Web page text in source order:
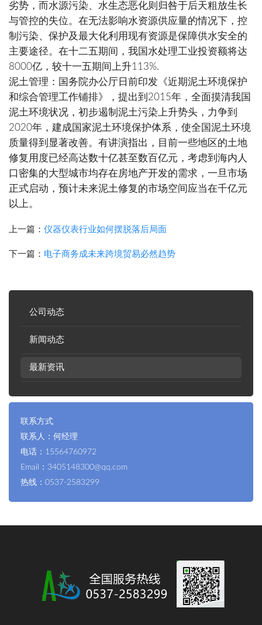
公司动态
新闻动态
最新资讯
联系方式
联系人：何经理
电话：15564760972
Email：3405148300@qq.com
热线：0537-2583299
劣势，而水源污染、水生态恶化则归咎于后天粗放生长
与管控的失位。在无法影响水资源供应量的情况下，控
制污染、保护及最大化利用现有资源是保障供水安全的
主要途径。在十二五期间，我国水处理工业投资额将达
8000亿，较十一五期间上升113%.
泥土管理：国务院办公厅日前印发《近期泥土环境保护
和综合管理工作铺排》，提出到2015年，全面摸清我国
泥土环境状况，初步遏制泥土污染上升势头，力争到
2020年，建成国家泥土环境保护体系，使全国泥土环境
质量得到显著改善。有讲演指出，目前一些地区的土地
修复用度已经高达数十亿甚至数百亿元，考虑到海内人
口密集的大型城市均存在房地产开发的需求，一旦市场
正式启动，预计未来泥土修复的市场空间应当在千亿元
以上。
上一篇： 仪器仪表行业如何摆脱落后局面
下一篇： 电子商务成未来跨境贸易必然趋势